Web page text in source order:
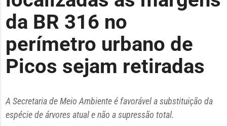
da BR 316 no
perímetro urbano de
Picos sejam retiradas
A Secretaria de Meio Ambiente é favorável a substituição da
espécie de árvores atual e não a supressão total.